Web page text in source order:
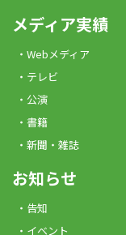
メディア実績
Webメディア
テレビ
公演
書籍
新聞・雑誌
お知らせ
告知
イベント